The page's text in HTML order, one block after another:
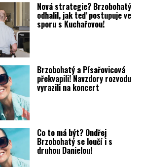
Nová strategie? Brzobohatý
odhalil, jak teď postupuje ve
sporu s Kuchařovou!
Brzobohatý a Písařovicová
překvapili! Navzdory rozvodu
vyrazili na koncert
Co to má být? Ondřej
Brzobohatý se loučí i s
druhou Danielou!